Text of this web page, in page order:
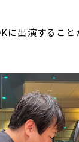
出演すること